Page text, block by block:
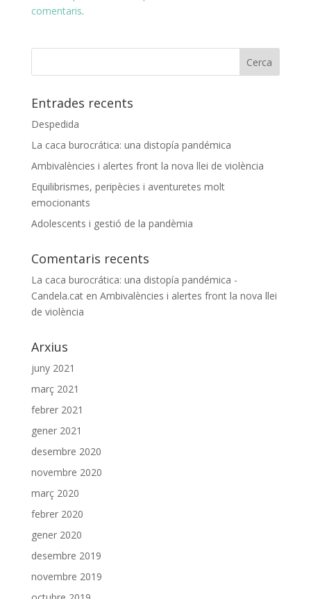
comentaris.
Entrades recents
Despedida
La caca burocrática: una distopía pandémica
Ambivalències i alertes front la nova llei de violència
Equilibrismes, peripècies i aventuretes molt
emocionants
Adolescents i gestió de la pandèmia
Comentaris recents
La caca burocrática: una distopía pandémica -
Candela.caten Ambivalències i alertes front la nova llei
de violència
Arxius
juny 2021
març 2021
febrer 2021
gener 2021
desembre 2020
novembre 2020
març 2020
febrer 2020
gener 2020
desembre 2019
novembre 2019